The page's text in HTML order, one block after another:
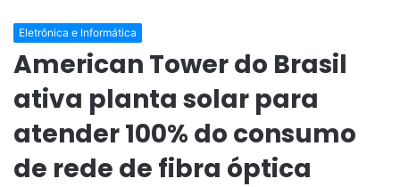
Eletrônica e Informática
American Tower do Brasil
ativa planta solar para
atender 100% do consumo
de rede de fibra óptica